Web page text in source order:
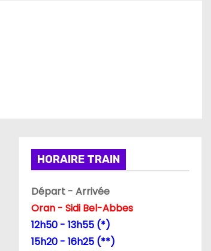
HORAIRE TRAIN
Départ - Arrivée
Oran - Sidi Bel-Abbes
12h50 - 13h55 (*)
15h20 - 16h25 (**)